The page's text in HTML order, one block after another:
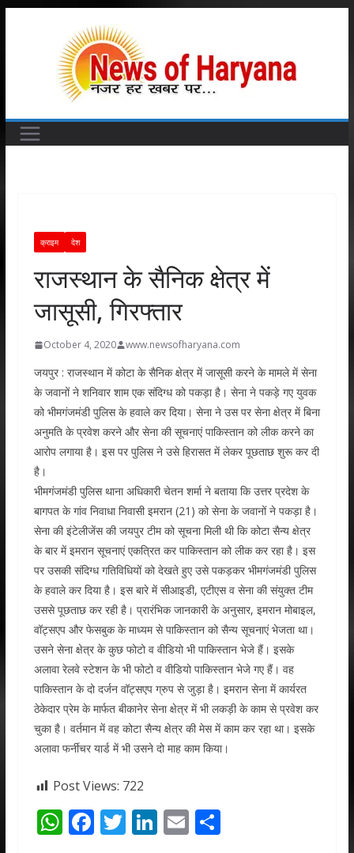
क्राइम देश
राजस्थान के सैनिक क्षेत्र में
जासूसी, गिरफ्तार
October 4, 2020 www.newsofharyana.com
जयपुर : राजस्थान में कोटा के सैनिक क्षेत्र में जासूसी करने के मामले में सेना
के जवानों ने शनिवार शाम एक संदिग्ध को पकड़ा है। सेना ने पकड़े गए युवक
को भीमगंजमंडी पुलिस के हवाले कर दिया। सेना ने उस पर सेना क्षेत्र में बिना
अनुमति के प्रवेश करने और सेना की सूचनाएं पाकिस्तान को लीक करने का
आरोप लगाया है। इस पर पुलिस ने उसे हिरासत में लेकर पूछताछ शुरू कर दी
है।
भीमगंजमंडी पुलिस थाना अधिकारी चेतन शर्मा ने बताया कि उत्तर प्रदेश के
बागपत के गांव निवाधा निवासी इमरान (21) को सेना के जवानों ने पकड़ा है।
सेना की इंटेलीजेंस की जयपुर टीम को सूचना मिली थी कि कोटा सैन्य क्षेत्र
के बार में इमरान सूचनाएं एकत्रित कर पाकिस्तान को लीक कर रहा है। इस
पर उसकी संदिग्ध गतिविधियों को देखते हुए उसे पकड़कर भीमगंजमंडी पुलिस
के हवाले कर दिया है। इस बारे में सीआइडी, एटीएस व सेना की संयुक्त टीम
उससे पूछताछ कर रही है। प्रारंभिक जानकारी के अनुसार, इमरान मोबाइल,
वॉट्सएप और फेसबुक के माध्यम से पाकिस्तान को सैन्य सूचनाएं भेजता था।
उसने सेना क्षेत्र के कुछ फोटो व वीडियो भी पाकिस्तान भेजे हैं। इसके
अलावा रेलवे स्टेशन के भी फोटो व वीडियो पाकिस्तान भेजे गए हैं। वह
पाकिस्तान के दो दर्जन वॉट्सएप ग्रुप से जुड़ा है। इमरान सेना में कार्यरत
ठेकेदार प्रेम के मार्फत बीकानेर सेना क्षेत्र में भी लकड़ी के काम से प्रवेश कर
चुका है। वर्तमान में वह कोटा सैन्य क्षेत्र की मेस में काम कर रहा था। इसके
अलावा फर्नीचर यार्ड में भी उसने दो माह काम किया।
Post Views: 722
W F T Li E S